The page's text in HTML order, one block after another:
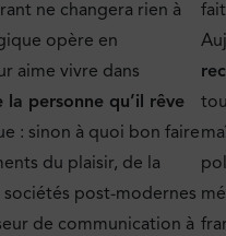
ne changera rien à
opère en
aime vivre dans
la personne qu’il rêve
: sinon à quoi bon faire
du plaisir, de la
post-modernes
de communication à